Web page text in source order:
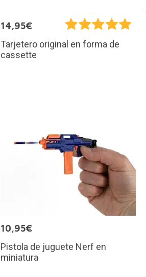
14,95€
Tarjetero original en forma de
cassette
10,95€
Pistola de juguete Nerf en
miniatura